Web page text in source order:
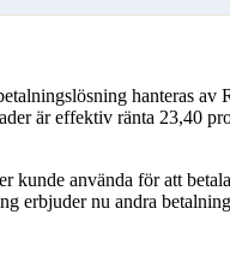
hanteras
är effektiv ränta 23,40
använda för att
erbjuder nu andra